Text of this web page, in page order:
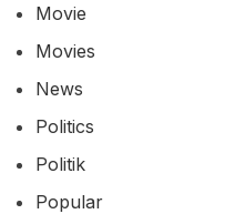
Movie
Movies
News
Politics
Politik
Popular